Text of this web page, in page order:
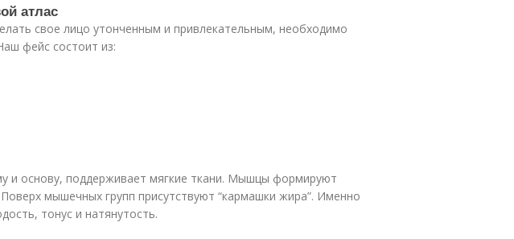
атлас
свое лицо утонченным и привлекательным, необходимо
фейс состоит из:
и основу, поддерживает мягкие ткани. Мышцы формируют
мышечных групп присутствуют “кармашки жира”. Именно
тонус и натянутость.